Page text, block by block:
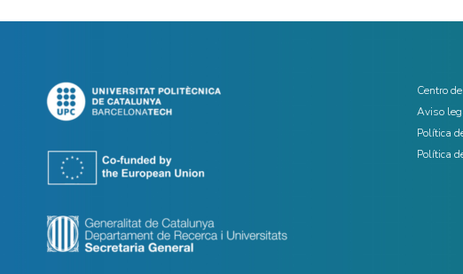
Centro
Aviso
Política
Política